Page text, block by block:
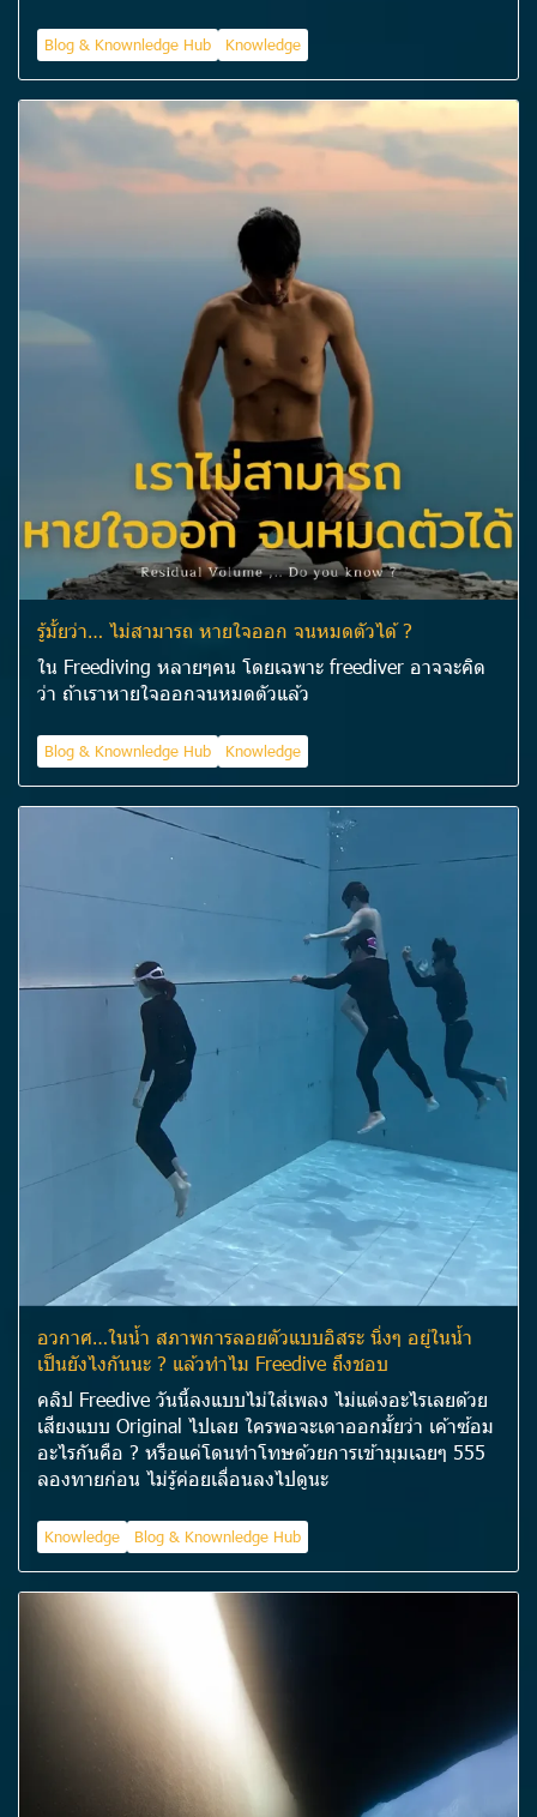
Blog & Knownledge Hub Knowledge
รู้มั้ยว่า… ไม่สามารถ หายใจออก จนหมดตัวได้ ?
ใน Freediving หลายๆคน โดยเฉพาะ freediver อาจจะคิด
ว่า ถ้าเราหายใจออกจนหมดตัวแล้ว
Blog & Knownledge Hub Knowledge
อวกาศ…ในน้ำ สภาพการลอยตัวแบบอิสระ นิ่งๆ อยู่ในน้ำ
เป็นยังไงกันนะ ? แล้วทำไม Freedive ถึงชอบ
คลิป Freedive วันนี้ลงแบบไม่ใส่เพลง ไม่แต่งอะไรเลยด้วย
เสียงแบบ Original ไปเลย ใครพอจะเดาออกมั้ยว่า เค้าซ้อม
อะไรกันคือ ? หรือแค่โดนทำโทษด้วยการเข้ามุมเฉยๆ 555
ลองทายก่อน ไม่รู้ค่อยเลื่อนลงไปดูนะ
Knowledge Blog & Knownledge Hub